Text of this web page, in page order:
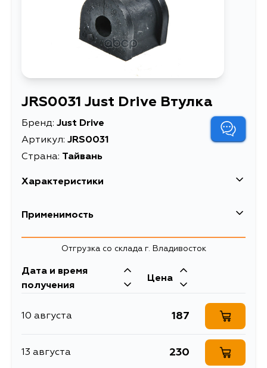
JRS0031 Just Drive Втулка
Бренд: Just Drive
Артикул: JRS0031
Страна: Тайвань
Характеристики
Масса, кг
Применимость
Mitsubishi
Кузов Двигатель
CS1A, CS3A, CS3W, CS6A, CS7A,
Отгрузка со склада г. Владивосток
Дата и время
получения
Цена
10 августа 187
13 августа 230